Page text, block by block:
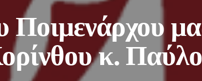
Ποιμενάρχου
κ.